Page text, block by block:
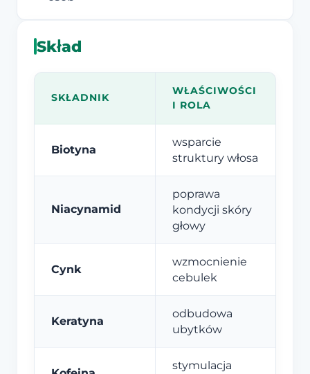
Skład
SKŁADNIK
WŁAŚCIWOŚCI
I ROLA
Biotyna
wsparcie
struktury włosa
Niacynamid
poprawa
kondycji skóry
głowy
Cynk
wzmocnienie
cebulek
Keratyna
odbudowa
ubytków
stymulacja